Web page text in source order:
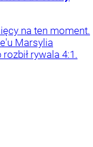
na ten moment.
Marsylia
rywala 4:1.